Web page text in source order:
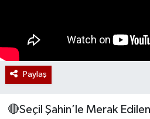
Paylaş
🔴Seçil Şahin’le Merak